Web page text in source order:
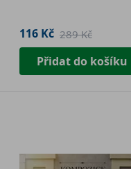
116 Kč 289 Kč
Přidat do košíku